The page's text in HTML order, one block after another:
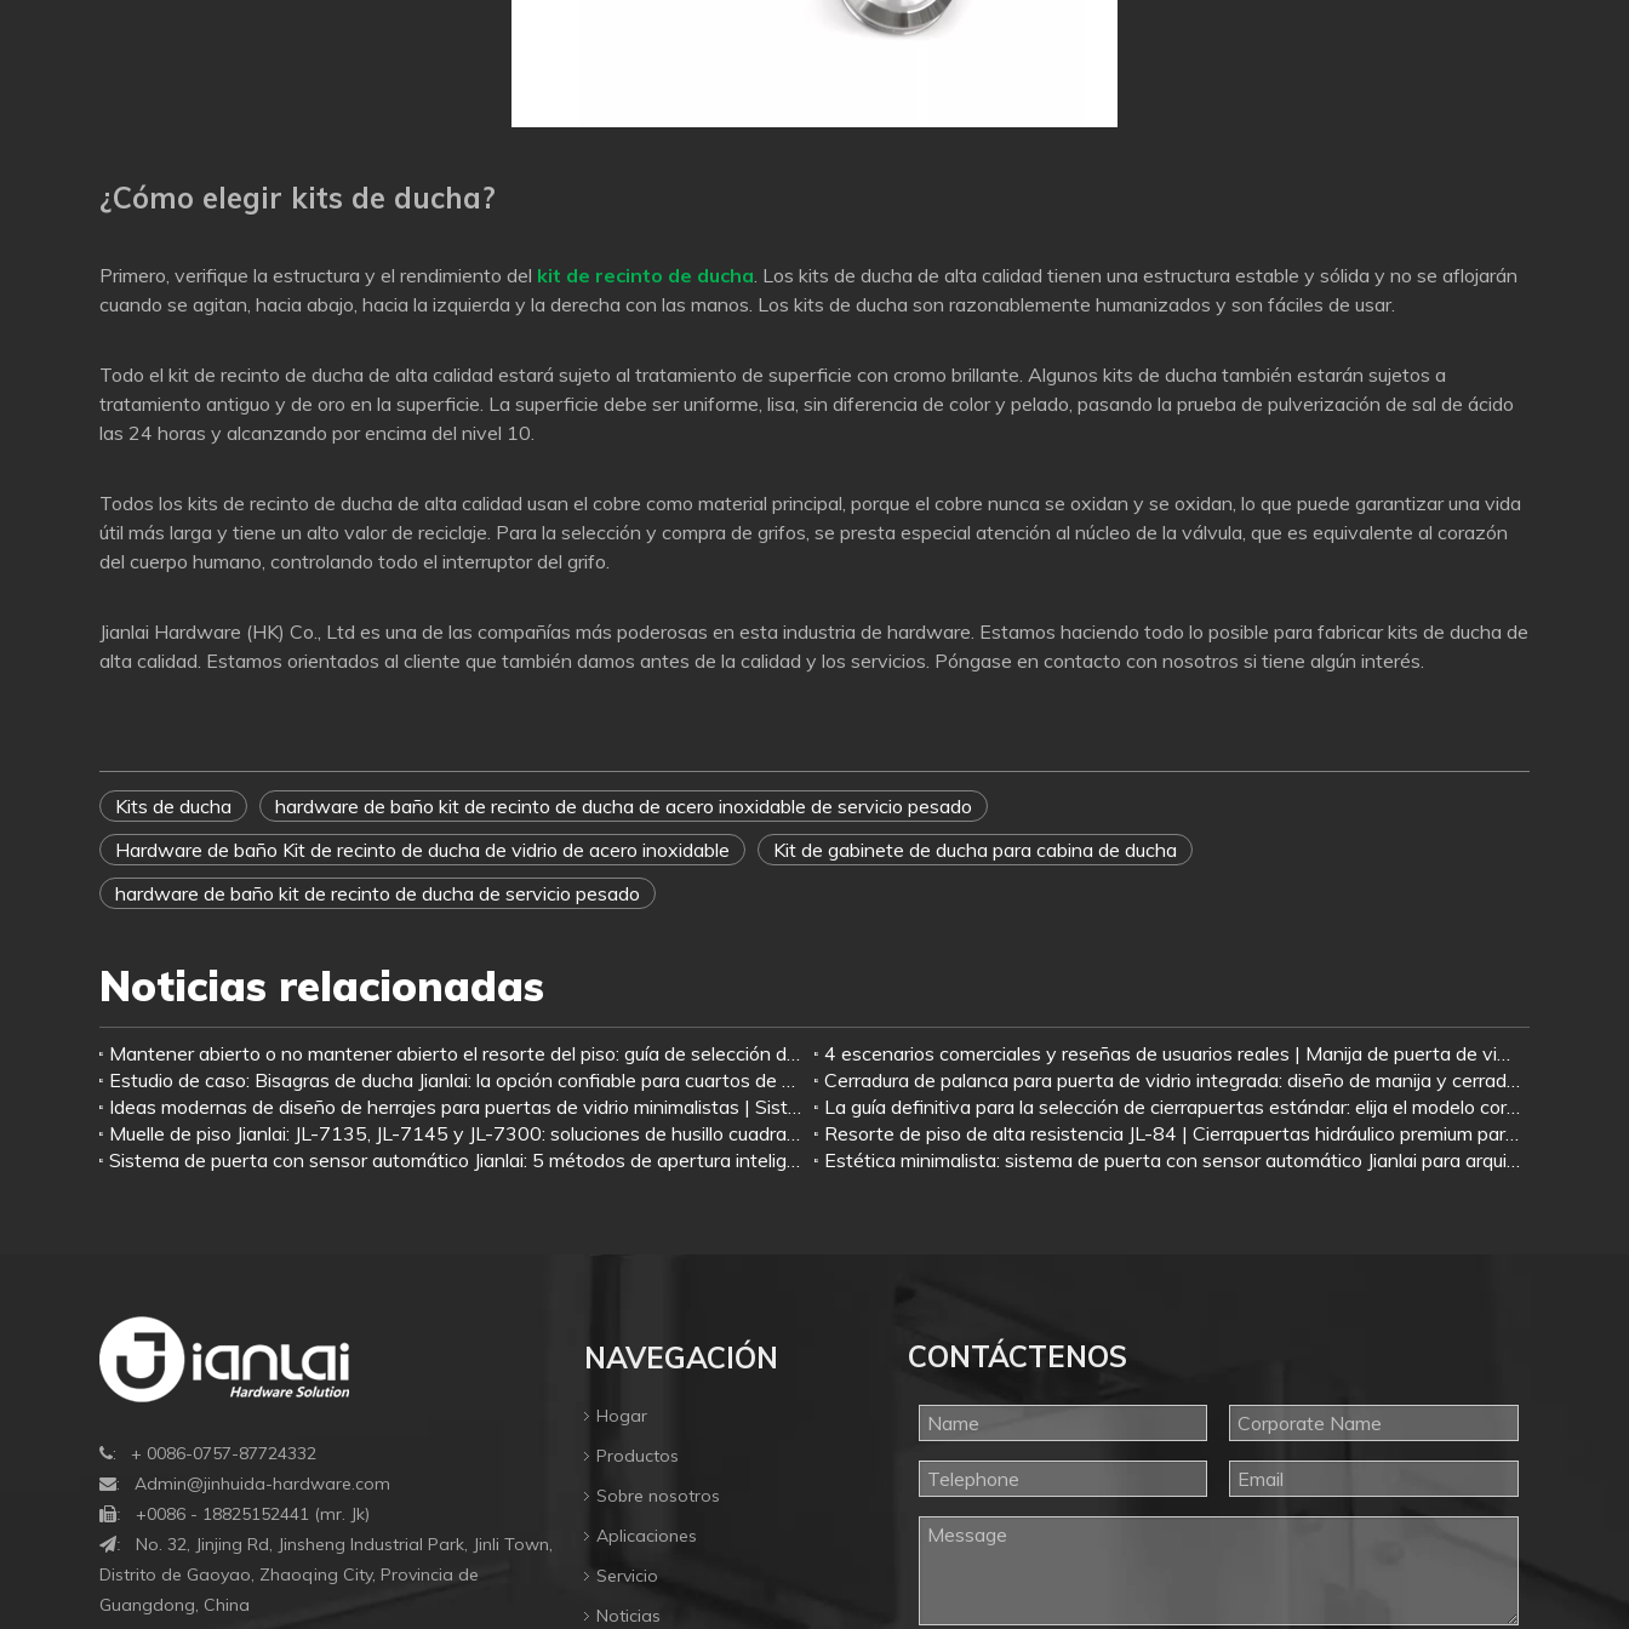
¿Cómo elegir kits de ducha?
Primero, verifique la estructura y el rendimiento del kit de recinto de ducha. Los kits de ducha de alta calidad tienen una estructura estable y sólida y no se aflojarán
cuando se agitan, hacia abajo, hacia la izquierda y la derecha con las manos. Los kits de ducha son razonablemente humanizados y son fáciles de usar.
Todo el kit de recinto de ducha de alta calidad estará sujeto al tratamiento de superficie con cromo brillante. Algunos kits de ducha también estarán sujetos a
tratamiento antiguo y de oro en la superficie. La superficie debe ser uniforme, lisa, sin diferencia de color y pelado, pasando la prueba de pulverización de sal de ácido
las 24 horas y alcanzando por encima del nivel 10.
Todos los kits de recinto de ducha de alta calidad usan el cobre como material principal, porque el cobre nunca se oxidan y se oxidan, lo que puede garantizar una vida
útil más larga y tiene un alto valor de reciclaje. Para la selección y compra de grifos, se presta especial atención al núcleo de la válvula, que es equivalente al corazón
del cuerpo humano, controlando todo el interruptor del grifo.
Jianlai Hardware (HK) Co., Ltd es una de las compañías más poderosas en esta industria de hardware. Estamos haciendo todo lo posible para fabricar kits de ducha de
alta calidad. Estamos orientados al cliente que también damos antes de la calidad y los servicios. Póngase en contacto con nosotros si tiene algún interés.
Kits de ducha
hardware de baño kit de recinto de ducha de acero inoxidable de servicio pesado
Hardware de baño Kit de recinto de ducha de vidrio de acero inoxidable
Kit de gabinete de ducha para cabina de ducha
hardware de baño kit de recinto de ducha de servicio pesado
Noticias relacionadas
Mantener abierto o no mantener abierto el resorte del piso: guía de selección de escenarios
4 escenarios comerciales y reseñas de usuarios reales | Manija de puerta de vidrio de acero inoxidable tipo H Jianlai con cerradura
Estudio de caso: Bisagras de ducha Jianlai: la opción confiable para cuartos de ducha de vidrio sin marco
Cerradura de palanca para puerta de vidrio integrada: diseño de manija y cerradura todo en uno para puertas de vidrio sin marco | Hardware Jianlai
Ideas modernas de diseño de herrajes para puertas de vidrio minimalistas | Sistema completo a juego: resorte de piso + herraje de parche + cerradura de puerta de vidrio + tirador
La guía definitiva para la selección de cierrapuertas estándar: elija el modelo correcto según el peso y la aplicación de la puerta
Muelle de piso Jianlai: JL-7135, JL-7145 y JL-7300: soluciones de husillo cuadrado premium para Medio Oriente
Resorte de piso de alta resistencia JL-84 | Cierrapuertas hidráulico premium para edificios comerciales
Sistema de puerta con sensor automático Jianlai: 5 métodos de apertura inteligentes para cada necesidad
Estética minimalista: sistema de puerta con sensor automático Jianlai para arquitectura comercial de alta gama
: + 0086-0757-87724332
: Admin@jinhuida-hardware.com
: +0086 - 18825152441 (mr. Jk)
: No. 32, Jinjing Rd, Jinsheng Industrial Park, Jinli Town,
Distrito de Gaoyao, Zhaoqing City, Provincia de
Guangdong, China
NAVEGACIÓN
Hogar
Productos
Sobre nosotros
Aplicaciones
Servicio
Noticias
CONTÁCTENOS